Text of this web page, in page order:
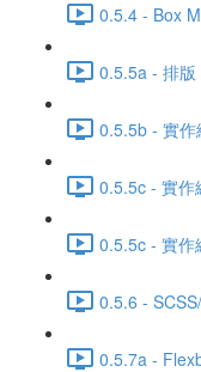
0.5.4 - Box
0.5.5a - 排
0.5.5b - 實
0.5.5c - 實作
0.5.5c - 實作
0.5.6 -
0.5.7a -